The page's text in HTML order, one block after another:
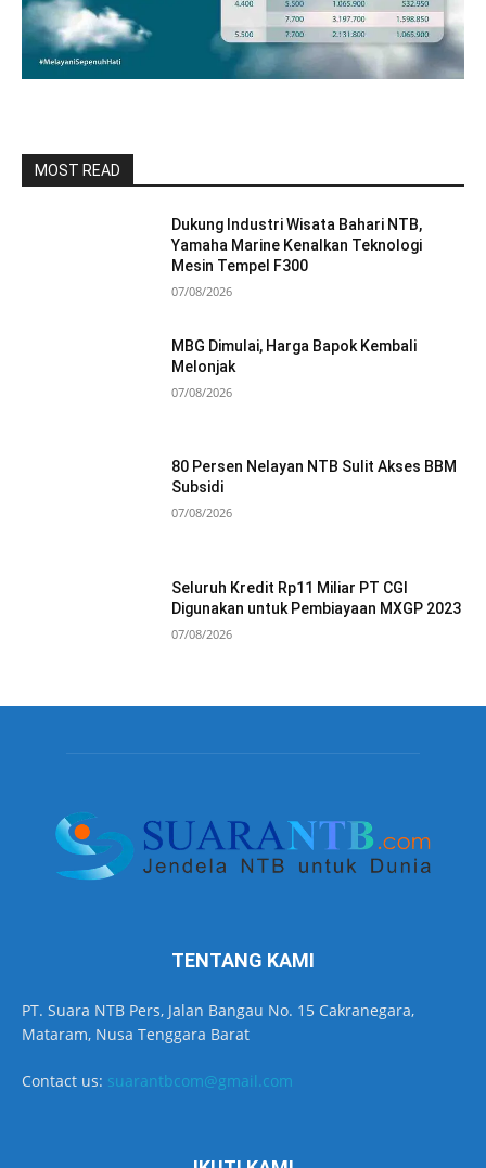
MOST READ
Dukung Industri Wisata Bahari NTB,
Yamaha Marine Kenalkan Teknologi
Mesin Tempel F300
07/08/2026
MBG Dimulai, Harga Bapok Kembali
Melonjak
07/08/2026
80 Persen Nelayan NTB Sulit Akses BBM
Subsidi
07/08/2026
Seluruh Kredit Rp11 Miliar PT CGI
Digunakan untuk Pembiayaan MXGP 2023
07/08/2026
TENTANG KAMI
PT. Suara NTB Pers, Jalan Bangau No. 15 Cakranegara,
Mataram, Nusa Tenggara Barat
Contact us: suarantbcom@gmail.com